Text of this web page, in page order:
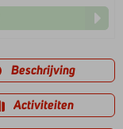
Beschrijving
Activiteiten